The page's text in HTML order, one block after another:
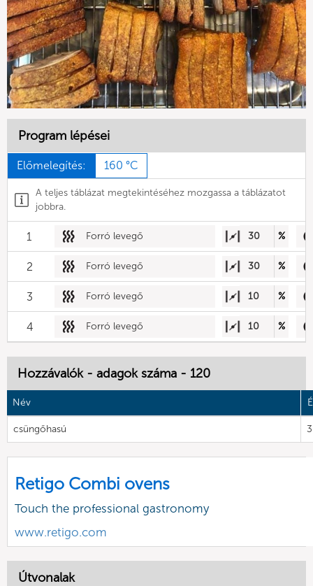
Program lépései
Előmelegítés: 160 °C
A teljes táblázat megtekintéséhez mozgassa a táblázatot
jobbra.
1 Forró levegő 30 %
2 Forró levegő 30 %
3 Forró levegő 10 %
4 Forró levegő 10 %
Hozzávalók - adagok száma - 120
Név
csüngőhasú
Retigo Combi ovens
Touch the professional gastronomy
www.retigo.com
Útvonalak